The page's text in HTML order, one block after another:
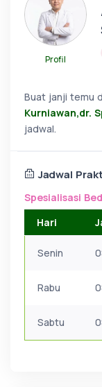
Profil
Buat janji temu
Kurniawan,dr.
jadwal.
Jadwal
Spesialisasi
Hari
Senin
Rabu
Sabtu